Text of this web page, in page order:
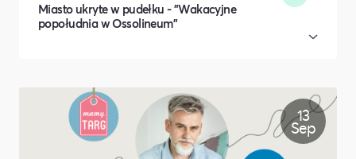
Miasto ukryte w pudełku - "Wakacyjne
popołudnia w Ossolineum​"
13
Sep